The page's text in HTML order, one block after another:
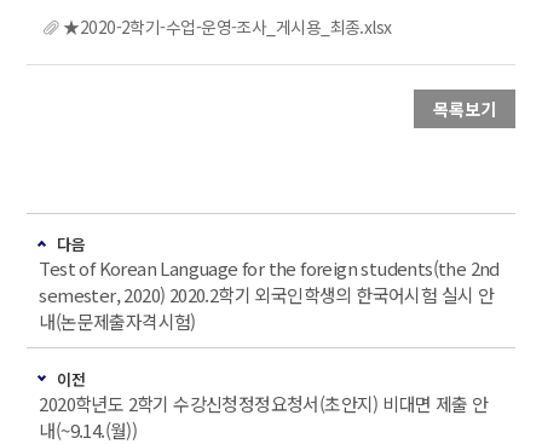
★2020-2학기-수업-운영-조사_게시용_최종.xlsx
목록보기
다음
Test of Korean Language for the foreign students(the 2nd
semester, 2020) 2020.2학기 외국인학생의 한국어시험 실시 안
내(논문제출자격시험)
이전
2020학년도 2학기 수강신청정정요청서(초안지) 비대면 제출 안
내(~9.14.(월))